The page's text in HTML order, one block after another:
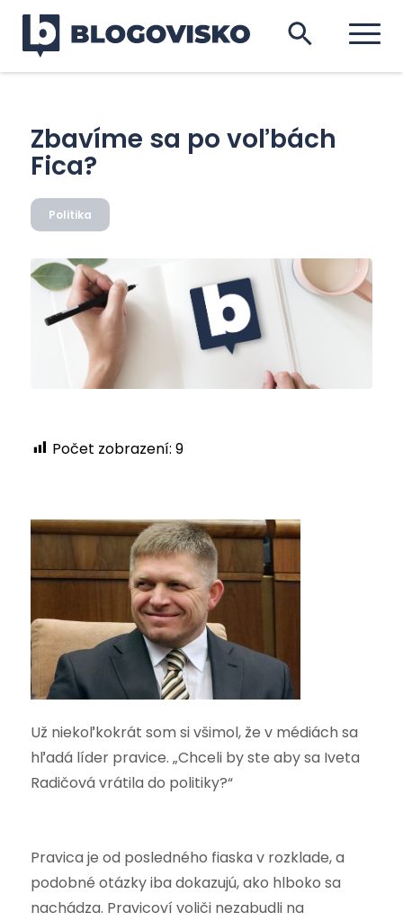
Zbavíme sa po voľbách
Fica?
Politika
Počet zobrazení: 9
Už niekoľkokrát som si všimol, že v médiách sa
hľadá líder pravice. „Chceli by ste aby sa Iveta
Radičová vrátila do politiky?“
Pravica je od posledného fiaska v rozklade, a
podobné otázky iba dokazujú, ako hlboko sa
nachádza. Pravicoví voliči nezabudli na